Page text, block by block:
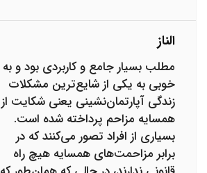
الناز
مطلب بسیار جامع و کاربردی بود و به
خوبی به یکی از شایع‌ترین مشکلات
زندگی آپارتمان‌نشینی یعنی شکایت از
همسایه مزاحم پرداخته شده است.
بسیاری از افراد تصور می‌کنند که در
برابر مزاحمت‌های همسایه هیچ راه